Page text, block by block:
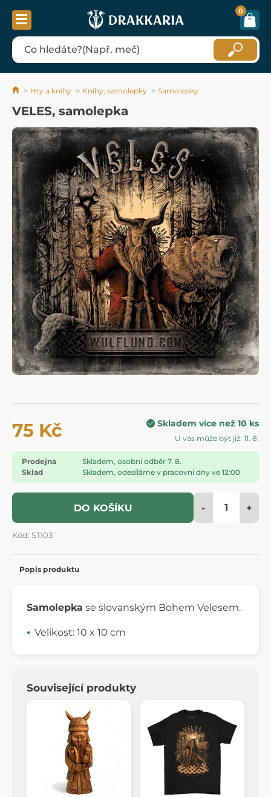
0
Hry a knihy Knihy, samolepky Samolepky
VELES, samolepka
75 Kč Skladem více než 10 ks
U vás může být již: 11. 8.
Prodejna
Skladem, osobní odběr 7. 8.
Sklad
Skladem, odesíláme v pracovní dny ve 12:00
DO KOŠÍKU - +
Kód: STI03
Popis produktu
Samolepka se slovanským Bohem Velesem.
Velikost: 10 x 10 cm
Související produkty